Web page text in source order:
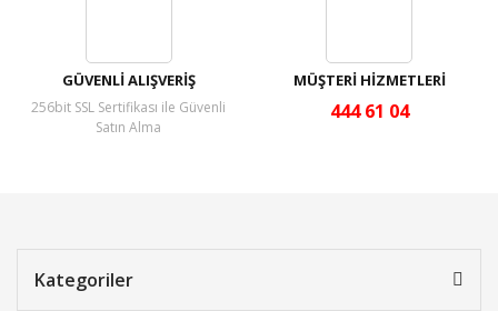
GÜVENLİ ALIŞVERİŞ
256bit SSL Sertifikası ile Güvenli
Satın Alma
MÜŞTERİ HİZMETLERİ
444 61 04
Kategoriler